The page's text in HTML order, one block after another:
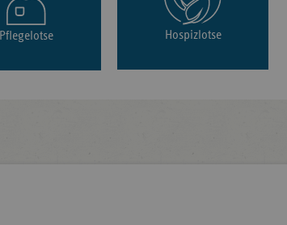
Pflegelotse Hospizlotse